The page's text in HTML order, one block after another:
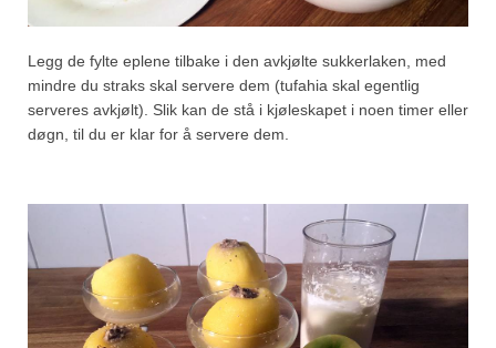
Legg de fylte eplene tilbake i den avkjølte sukkerlaken, med
mindre du straks skal servere dem (tufahia skal egentlig
serveres avkjølt). Slik kan de stå i kjøleskapet i noen timer eller
døgn, til du er klar for å servere dem.